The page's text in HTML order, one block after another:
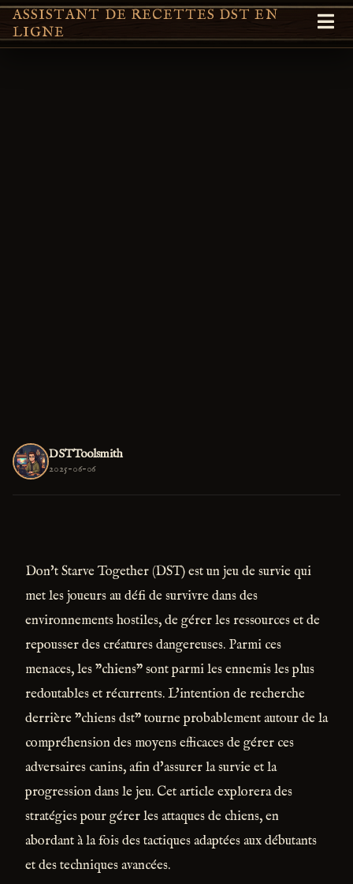
ASSISTANT DE RECETTES DST EN
LIGNE
DSTToolsmith
2025-06-06
Don't Starve Together (DST) est un jeu de survie qui
met les joueurs au défi de survivre dans des
environnements hostiles, de gérer les ressources et de
repousser des créatures dangereuses. Parmi ces
menaces, les "chiens" sont parmi les ennemis les plus
redoutables et récurrents. L'intention de recherche
derrière "chiens dst" tourne probablement autour de la
compréhension des moyens efficaces de gérer ces
adversaires canins, afin d'assurer la survie et la
progression dans le jeu. Cet article explorera des
stratégies pour gérer les attaques de chiens, en
abordant à la fois des tactiques adaptées aux débutants
et des techniques avancées.